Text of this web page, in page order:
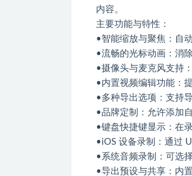
内容。
主要功能与特性：
•智能缩放与聚焦：自
•流畅的光标动画：消
•摄像头与麦克风支持
•内置视频编辑功能：
•多种导出选项：支持
•品牌定制：允许添加
•键盘快捷键显示：在
•iOS 设备录制：通过
•系统音频录制：可选
•导出预设与共享：内